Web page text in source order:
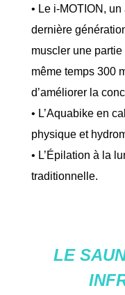
• Le i-MOTION , un
dernière
muscler une
même temps 300
d’améliorer la
• L’Aquabike en
physique et
• L’Épilation à la
traditionnelle.
LE